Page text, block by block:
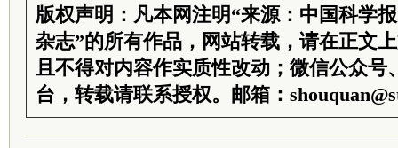
版权声明：凡本网注明“来源：中国科学
杂志”的所有作品，网站转载，请在正文
且不得对内容作实质性改动；微信公众号
台，转载请联系授权。邮箱：